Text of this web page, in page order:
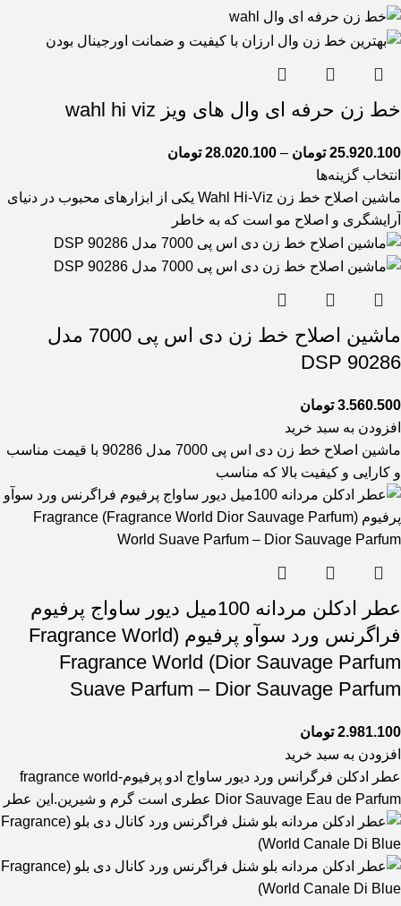
خط زن حرفه ای وال های ویز wahl hi viz
25.920.100 تومان –
28.020.100 تومان
انتخاب گزینه‌ها
ماشین اصلاح خط زن Wahl Hi-Viz یکی از ابزارهای محبوب در دنیای
آرایشگری و اصلاح مو است که به خاطر
ماشین اصلاح خط زن دی اس پی 7000 مدل
90286 DSP
3.560.500 تومان
افزودن به سبد خرید
ماشین اصلاح خط زن دی اس پی 7000 مدل 90286 با قیمت مناسب
و کارایی و کیفیت بالا که مناسب
عطر ادکلن مردانه 100میل دیور ساواج پرفیوم
فراگرنس ورد سوآو پرفیوم (Fragrance World
Dior Sauvage Parfum) Fragrance World
Suave Parfum – Dior Sauvage Parfum
2.981.100 تومان
افزودن به سبد خرید
عطر ادکلن فرگرانس ورد دیور ساواج ادو پرفیوم-fragrance world
Dior Sauvage Eau de Parfum عطری است گرم و شیرین.این عطر